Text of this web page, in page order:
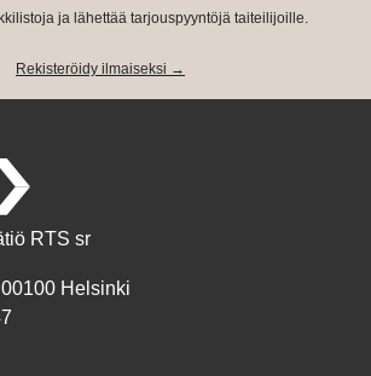
ja lähettää tarjouspyyntöjä taiteilijoille.
Rekisteröidy ilmaiseksi →
RTS sr
Helsinki